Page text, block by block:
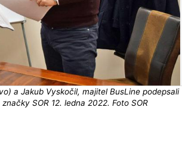
a Jakub Vyskočil, majitel BusLine podepsali
SOR 12. ledna 2022. Foto SOR